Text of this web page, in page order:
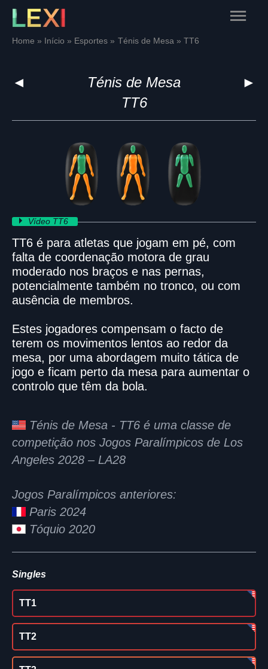
Skip
content
Main
Home Início Esportes Ténis de Mesa TT6
◄ ►
Ténis de Mesa
TT6
Vídeo TT6
TT6 é para atletas que jogam em pé, com
falta de coordenação motora de grau
moderado nos braços e nas pernas,
potencialmente também no tronco, ou com
ausência de membros.
Estes jogadores compensam o facto de
terem os movimentos lentos ao redor da
mesa, por uma abordagem muito tática de
jogo e ficam perto da mesa para aumentar o
controlo que têm da bola.
Ténis de Mesa - TT6 é uma classe de
competição nos Jogos Paralímpicos de Los
Angeles 2028 – LA28
Jogos Paralímpicos anteriores:
Paris 2024
Tóquio 2020
Singles
TT1
TT2